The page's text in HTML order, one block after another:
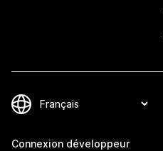
Connexion développeur